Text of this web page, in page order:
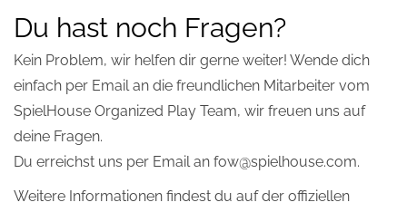
Du hast noch Fragen?
Kein Problem, wir helfen dir gerne weiter! Wende dich
einfach per Email an die freundlichen Mitarbeiter vom
SpielHouse Organized Play Team, wir freuen uns auf
deine Fragen.
Du erreichst uns per Email an fow@spielhouse.com.
Weitere Informationen findest du auf der offiziellen